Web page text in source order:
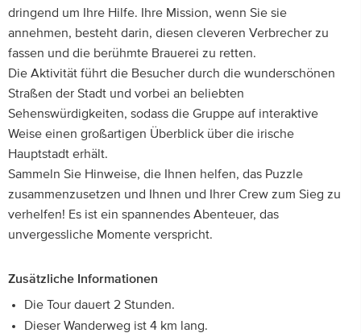
dringend um Ihre Hilfe. Ihre Mission, wenn Sie sie
annehmen, besteht darin, diesen cleveren Verbrecher zu
fassen und die berühmte Brauerei zu retten.
Die Aktivität führt die Besucher durch die wunderschönen
Straßen der Stadt und vorbei an beliebten
Sehenswürdigkeiten, sodass die Gruppe auf interaktive
Weise einen großartigen Überblick über die irische
Hauptstadt erhält.
Sammeln Sie Hinweise, die Ihnen helfen, das Puzzle
zusammenzusetzen und Ihnen und Ihrer Crew zum Sieg zu
verhelfen! Es ist ein spannendes Abenteuer, das
unvergessliche Momente verspricht.
Zusätzliche Informationen
Die Tour dauert 2 Stunden.
Dieser Wanderweg ist 4 km lang.